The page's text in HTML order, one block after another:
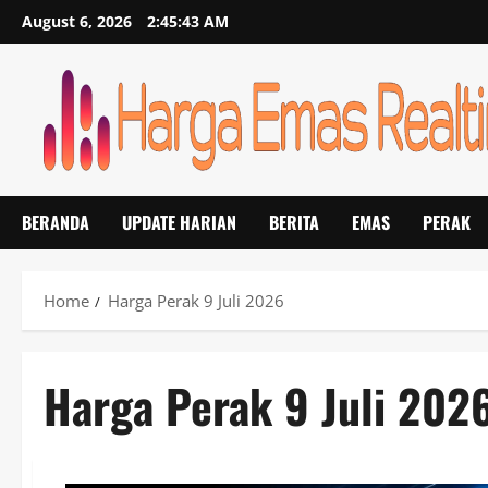
Skip
to
August 6, 2026 2:45:44 AM
BERANDA UPDATE HARIAN BERITA EMAS PERAK
Home Harga Perak 9 Juli 2026
Harga Perak 9 Juli